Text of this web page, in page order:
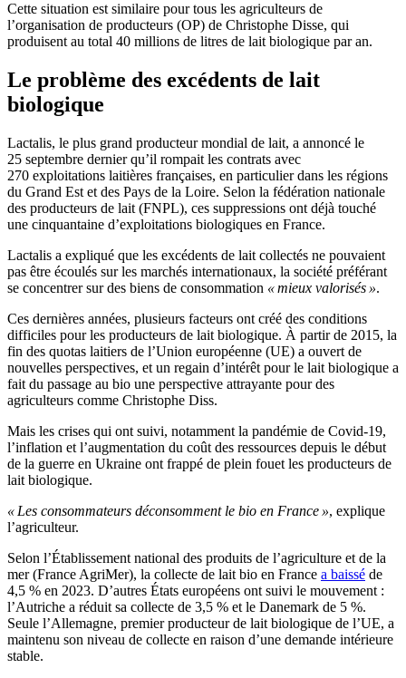
Cette situation est similaire pour tous les agriculteurs de
l’organisation de producteurs (OP) de Christophe Disse, qui
produisent au total 40 millions de litres de lait biologique par an.
Le problème des excédents de lait
biologique
Lactalis, le plus grand producteur mondial de lait, a annoncé le
25 septembre dernier qu’il rompait les contrats avec
270 exploitations laitières françaises, en particulier dans les régions
du Grand Est et des Pays de la Loire. Selon la fédération nationale
des producteurs de lait (FNPL), ces suppressions ont déjà touché
une cinquantaine d’exploitations biologiques en France.
Lactalis a expliqué que les excédents de lait collectés ne pouvaient
pas être écoulés sur les marchés internationaux, la société préférant
se concentrer sur des biens de consommation « mieux valorisés ».
Ces dernières années, plusieurs facteurs ont créé des conditions
difficiles pour les producteurs de lait biologique. À partir de 2015, la
fin des quotas laitiers de l’Union européenne (UE) a ouvert de
nouvelles perspectives, et un regain d’intérêt pour le lait biologique a
fait du passage au bio une perspective attrayante pour des
agriculteurs comme Christophe Diss.
Mais les crises qui ont suivi, notamment la pandémie de Covid-19,
l’inflation et l’augmentation du coût des ressources depuis le début
de la guerre en Ukraine ont frappé de plein fouet les producteurs de
lait biologique.
« Les consommateurs déconsomment le bio en France », explique
l’agriculteur.
Selon l’Établissement national des produits de l’agriculture et de la
mer (France AgriMer), la collecte de lait bio en France a baissé de
4,5 % en 2023. D’autres États européens ont suivi le mouvement :
l’Autriche a réduit sa collecte de 3,5 % et le Danemark de 5 %.
Seule l’Allemagne, premier producteur de lait biologique de l’UE, a
maintenu son niveau de collecte en raison d’une demande intérieure
stable.